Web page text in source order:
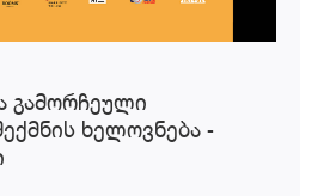
გამორჩეული
ხელოვნება -